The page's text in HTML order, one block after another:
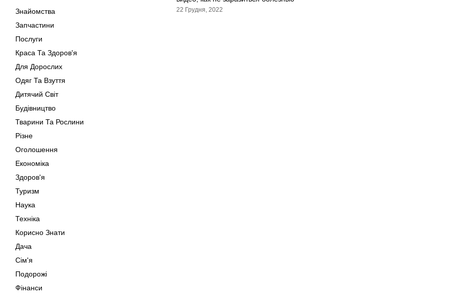
Знайомства
Запчастини
Послуги
Краса Та Здоров'я
Для Дорослих
Одяг Та Взуття
Дитячий Світ
Будівництво
Тварини Та Рослини
Різне
Оголошення
Економіка
Здоров'я
Туризм
Наука
Техніка
Корисно Знати
Дача
Сім'я
Подорожі
Фінанси
22 Грудня, 2022